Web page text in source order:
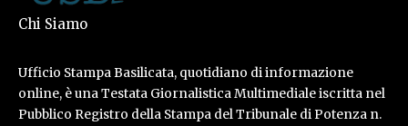
Chi Siamo
Ufficio Stampa Basilicata, quotidiano di informazione
online, è una Testata Giornalistica Multimediale iscritta nel
Pubblico Registro della Stampa del Tribunale di Potenza n.